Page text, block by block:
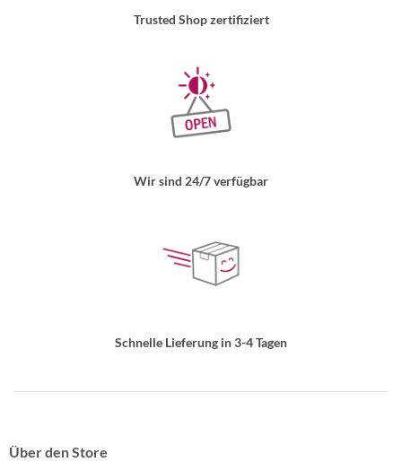
Trusted Shop zertifiziert
Wir sind 24/7 verfügbar
Schnelle Lieferung in 3-4 Tagen
Über den Store